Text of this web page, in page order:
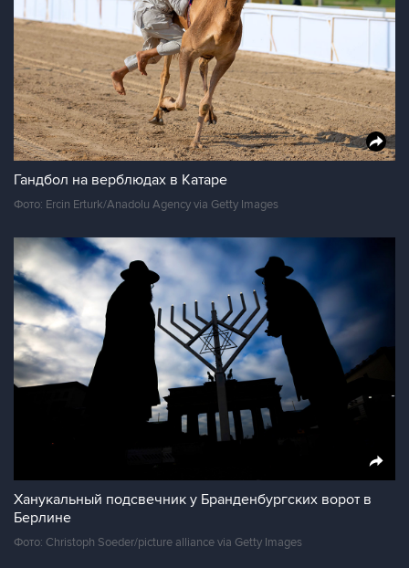
Гандбол на верблюдах в Катаре
Фото: Ercin Erturk/Anadolu Agency via Getty Images
Ханукальный подсвечник у Бранденбургских ворот в
Берлине
Фото: Christoph Soeder/picture alliance via Getty Images